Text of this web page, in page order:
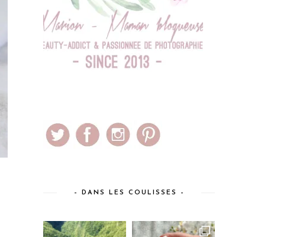
– DANS LES COULISSES –